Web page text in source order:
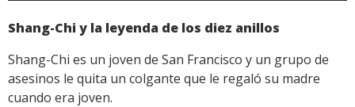
Shang-Chi y la leyenda de los diez anillos
Shang-Chi es un joven de San Francisco y un grupo de
asesinos le quita un colgante que le regaló su madre
cuando era joven.